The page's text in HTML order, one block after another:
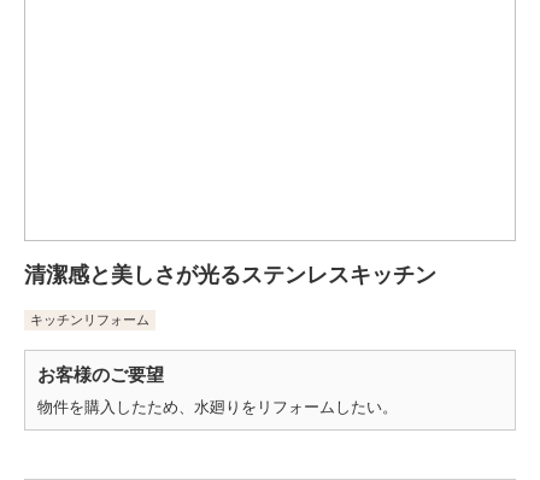
清潔感と美しさが光るステンレスキッチン
キッチンリフォーム
お客様のご要望
物件を購入したため、水廻りをリフォームしたい。